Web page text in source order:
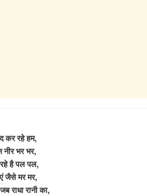
कर रहे हम,
नीर भर भर,
है पल पल,
जैसे मर मर,
राधा रानी का,